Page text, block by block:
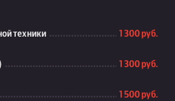
техники 1 300 руб.
1 300 руб.
1 500 руб.